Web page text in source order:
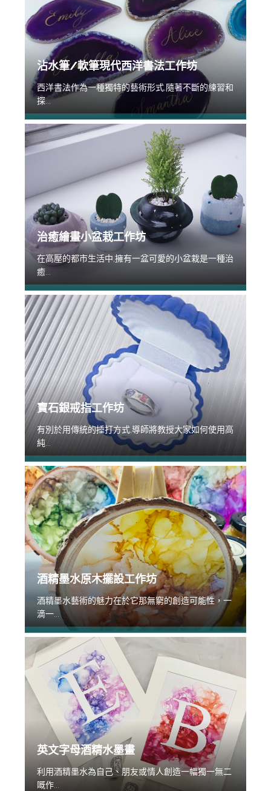
沾水筆/軟筆現代西洋書法工作坊
西洋書法作為一種獨特的藝術形式,隨著不斷的練習和
探...
治癒繪畫小盆栽工作坊
在高壓的都市生活中,擁有一盆可愛的小盆栽是一種治
癒...
寶石銀戒指工作坊
有別於用傳統的捶打方式,導師將教授大家如何使用高
純...
酒精墨水原木擺設工作坊
酒精墨水藝術的魅力在於它那無窮的創造可能性，一
滴一...
英文字母酒精水墨畫
利用酒精墨水為自己、朋友或情人創造一幅獨一無二
嘅作...